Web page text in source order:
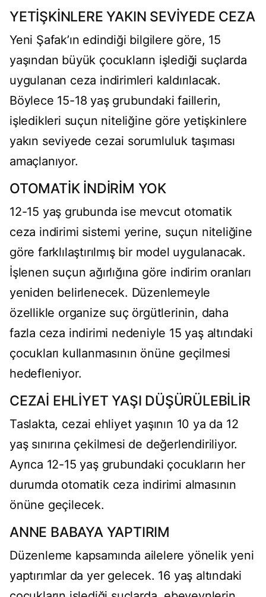
YETİŞKİNLERE YAKIN SEVİYEDE CEZA
Yeni Şafak’ın edindiği bilgilere göre, 15
yaşından büyük çocukların işlediği suçlarda
uygulanan ceza indirimleri kaldırılacak.
Böylece 15-18 yaş grubundaki faillerin,
işledikleri suçun niteliğine göre yetişkinlere
yakın seviyede cezai sorumluluk taşıması
amaçlanıyor.
OTOMATİK İNDİRİM YOK
12-15 yaş grubunda ise mevcut otomatik
ceza indirimi sistemi yerine, suçun niteliğine
göre farklılaştırılmış bir model uygulanacak.
İşlenen suçun ağırlığına göre indirim oranları
yeniden belirlenecek. Düzenlemeyle
özellikle organize suç örgütlerinin, daha
fazla ceza indirimi nedeniyle 15 yaş altındaki
çocukları kullanmasının önüne geçilmesi
hedefleniyor.
CEZAİ EHLİYET YAŞI DÜŞÜRÜLEBİLİR
Taslakta, cezai ehliyet yaşının 10 ya da 12
yaş sınırına çekilmesi de değerlendiriliyor.
Ayrıca 12-15 yaş grubundaki çocukların her
durumda otomatik ceza indirimi almasının
önüne geçilecek.
ANNE BABAYA YAPTIRIM
Düzenleme kapsamında ailelere yönelik yeni
yaptırımlar da yer gelecek. 16 yaş altındaki